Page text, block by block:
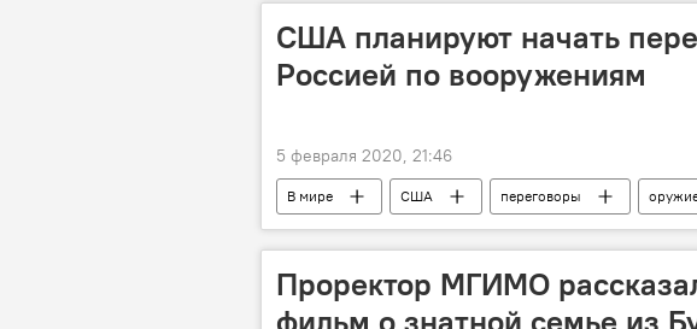
США планируют начать
Россией по вооружениям
5 февраля 2020, 21:46
В мире США переговоры
Россия
Проректор МГИМО